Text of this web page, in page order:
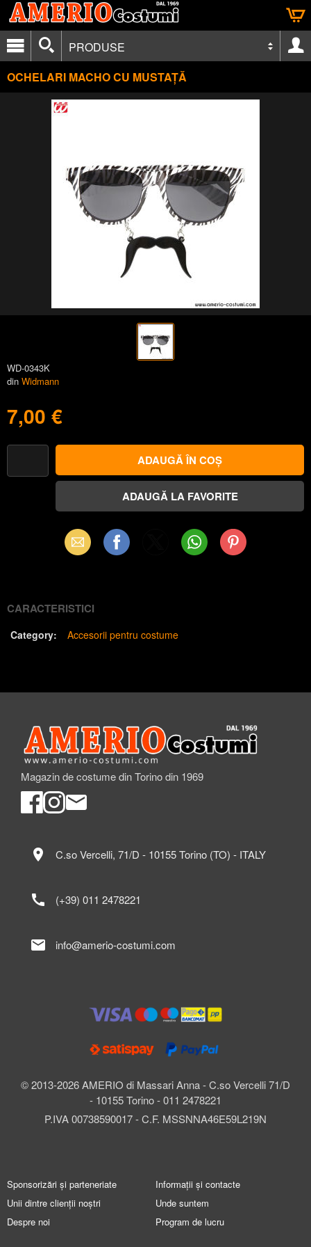
PRODUSE
OCHELARI MACHO CU MUSTAȚĂ
WD-0343K
din Widmann
7,00 €
Email Facebook WhatsAppPinterest
CARACTERISTICI
Category: Accesorii pentru costume
Magazin de costume din Torino din 1969
© 2013-2026 AMERIO di Massari Anna - C.so Vercelli 71/D
- 10155 Torino - 011 2478221
P.IVA 00738590017 - C.F. MSSNNA46E59L219N
location_on C.so Vercelli, 71/D - 10155 Torino (TO) - ITALY
call (+39) 011 2478221
mail info@amerio-costumi.com
Sponsorizări și parteneriate
Unii dintre clienții noștri
Despre noi
Informații și contacte
Unde suntem
Program de lucru